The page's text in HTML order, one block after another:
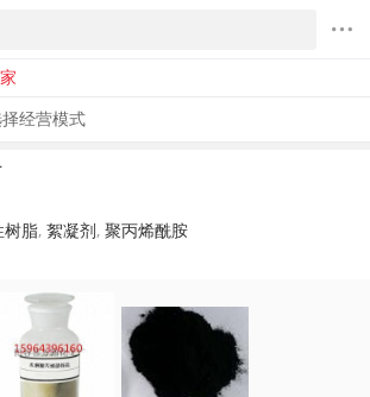
经营模式
树脂,絮凝剂,聚丙烯酰胺